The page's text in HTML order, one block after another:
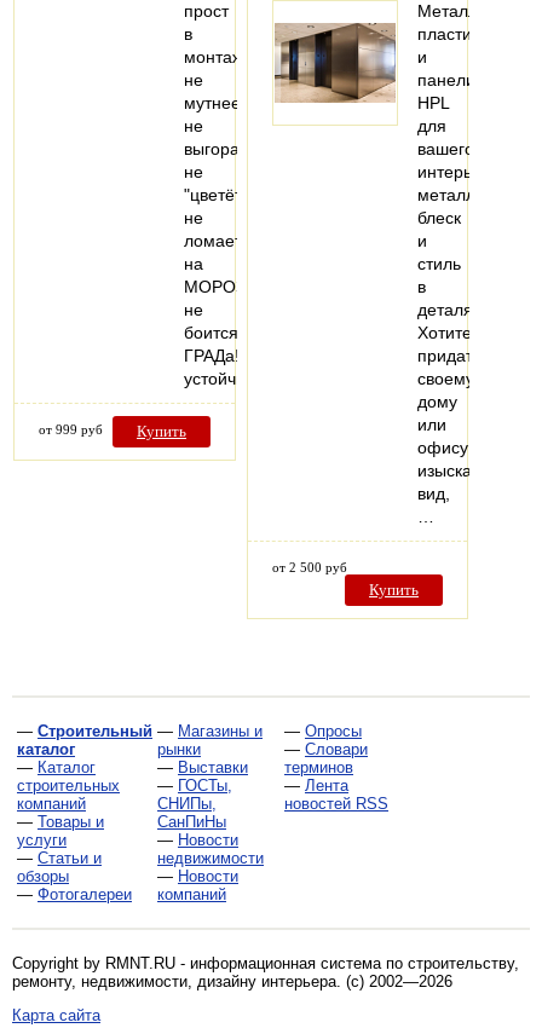
прост
в
монтаже
не
мутнеет,
не
выгорает,
не
"цветёт"
не
ломается
на
МОРОЗе,
не
боится
ГРАДа!
устойчив…
от 999 руб Купить
пластики
и
панели
HPL
для
вашего
интерьера:
металлический
блеск
и
стиль
в
деталях.
Хотите
придать
своему
дому
или
офису
изысканный
вид,
…
от 2 500 руб
Купить
— Строительный
каталог
— Каталог
строительных
компаний
— Товары и
услуги
— Статьи и
обзоры
— Фотогалереи
— Магазины и
рынки
— Выставки
— ГОСТы,
СНИПы,
СанПиНы
— Новости
недвижимости
— Новости
компаний
— Опросы
— Словари
терминов
— Лента
новостей RSS
Copyright by RMNT.RU - информационная система по строительству,
ремонту, недвижимости, дизайну интерьера. (c) 2002—2026
Карта сайта